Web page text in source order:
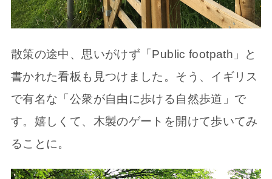
散策の途中、思いがけず「Public footpath」と
書かれた看板も見つけました。そう、イギリス
で有名な「公衆が自由に歩ける自然歩道」で
す。嬉しくて、木製のゲートを開けて歩いてみ
ることに。